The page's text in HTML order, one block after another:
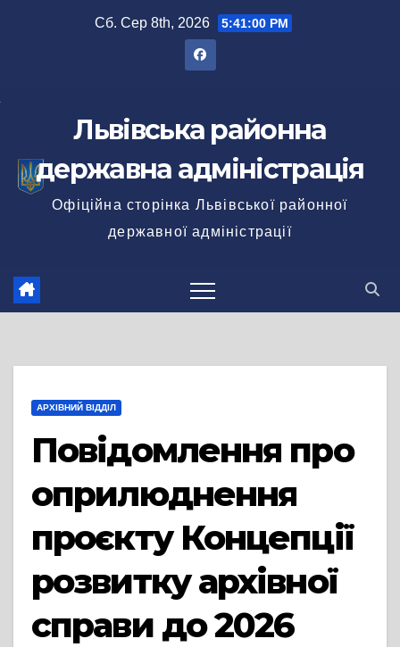
Сб. Сер 8th, 2026 5:41:01 PM
Львівська районна
державна адміністрація
Офіційна сторінка Львівської районної
державної адміністрації
АРХІВНИЙ ВІДДІЛ
Повідомлення про
оприлюднення
проєкту Концепції
розвитку архівної
справи до 2026